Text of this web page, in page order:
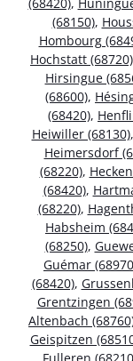
(68150),
Hombourg
Hochstatt (68720)
Hirsingue
(68600),
(68420),
Heiwiller (68130),
Heimersdorf
(68220),
(68420),
(68220),
Habsheim
(68250),
Guémar
(68420),
Grentzingen
Altenbach
Geispitzen